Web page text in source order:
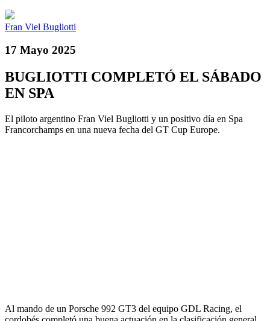
Fran Viel Bugliotti
17 Mayo 2025
BUGLIOTTI COMPLETÓ EL SÁBADO
EN SPA
El piloto argentino Fran Viel Bugliotti y un positivo día en Spa
Francorchamps en una nueva fecha del GT Cup Europe.
Al mando de un Porsche 992 GT3 del equipo GDL Racing, el